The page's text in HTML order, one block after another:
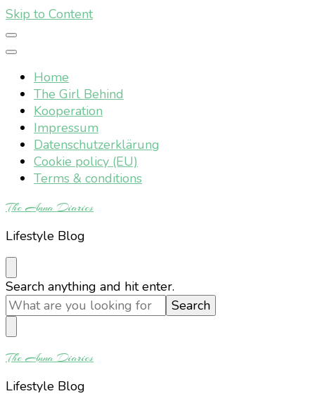
Skip to Content
Home
The Girl Behind
Kooperation
Impressum
Datenschutzerklärung
Cookie policy (EU)
Terms & conditions
The Anna Diaries
Lifestyle Blog
Looking
for
Something?
Search anything and hit enter.
The Anna Diaries
Lifestyle Blog